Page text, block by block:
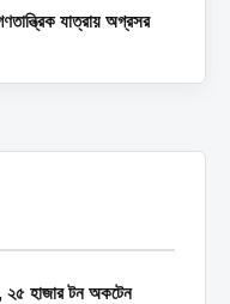
যাত্রায় অগ্রসর
২৫ হাজার টন অকটেন